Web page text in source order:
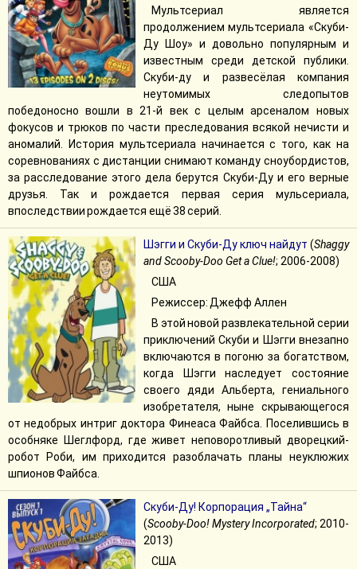
Мультсериал является
продолжением мультсериала «Скуби-
Ду Шоу» и довольно популярным и
известным среди детской публики.
Скуби-ду и развесёлая компания
неутомимых следопытов
победоносно вошли в 21-й век с целым арсеналом новых
фокусов и трюков по части преследования всякой нечисти и
аномалий. История мультсериала начинается с того, как на
соревнованиях с дистанции снимают команду сноубордистов,
за расследование этого дела берутся Скуби-Ду и его верные
друзья. Так и рождается первая серия мульсериала,
впоследствии рождается ещё 38 серий.
Шэгги и Скуби-Ду ключ найдут (Shaggy
and Scooby-Doo Get a Clue!; 2006-2008)
США
Режиссер: Джефф Аллен
В этой новой развлекательной серии
приключений Скуби и Шэгги внезапно
включаются в погоню за богатством,
когда Шэгги наследует состояние
своего дяди Альберта, гениального
изобретателя, ныне скрывающегося
от недобрых интриг доктора Финеаса Файбса. Поселившись в
особняке Шеглфорд, где живет неповоротливый дворецкий-
робот Роби, им приходится разоблачать планы неуклюжих
шпионов Файбса.
Скуби-Ду! Корпорация „Тайна“
(Scooby-Doo! Mystery Incorporated; 2010-
2013)
США